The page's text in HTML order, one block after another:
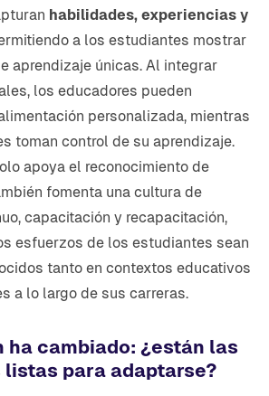
habilidades, experiencias y
a los estudiantes mostrar
aprendizaje únicas. Al integrar
los educadores pueden
personalizada, mientras
toman control de su aprendizaje.
apoya el reconocimiento de
fomenta una cultura de
capacitación y recapacitación,
esfuerzos de los estudiantes sean
tanto en contextos educativos
a lo largo de sus carreras.
ha cambiado: ¿están las
para adaptarse?